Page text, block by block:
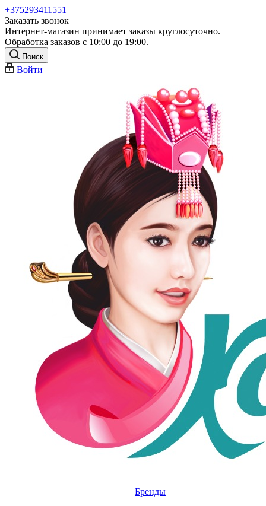
+375293411551
Заказать звонок
Интернет-магазин принимает заказы круглосуточно.
Обработка заказов с 10:00 до 19:00.
Поиск
Войти
Бренды